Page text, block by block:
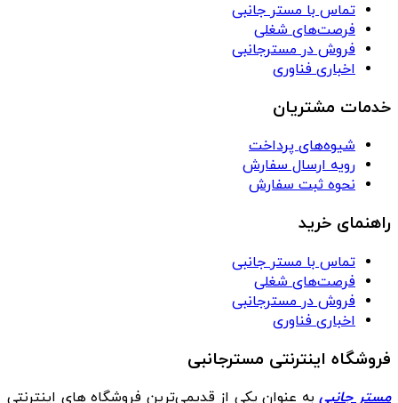
تماس با مستر جانبی
فرصت‌های شغلی
فروش در مسترجانبی
اخباری فناوری
خدمات مشتریان
شیوه‌های پرداخت
رویه ارسال سفارش
نحوه ثبت سفارش
راهنمای خرید
تماس با مستر جانبی
فرصت‌های شغلی
فروش در مسترجانبی
اخباری فناوری
فروشگاه اینترنتی مسترجانبی
مستر جانبیبه عنوان یکی از قدیمی‌ترین فروشگاه های اینترنتی